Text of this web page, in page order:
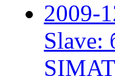
2009-
Slave: